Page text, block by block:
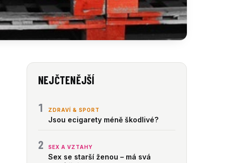
NEJČTENĚJŠÍ
1 ZDRAVÍ & SPORT
Jsou ecigarety méně škodlivé?
2 SEX A VZTAHY
Sex se starší ženou – má svá